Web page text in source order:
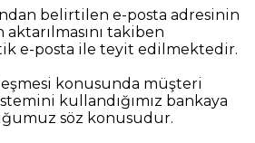
belirtilen e-posta adresinin
takiben
e-posta ile teyit edilmektedir.
konusunda müşteri
kullandığımız bankaya
söz konusudur.